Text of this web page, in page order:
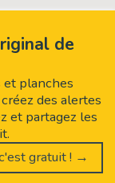
de
planches
des alertes
et partagez les
gratuit ! →